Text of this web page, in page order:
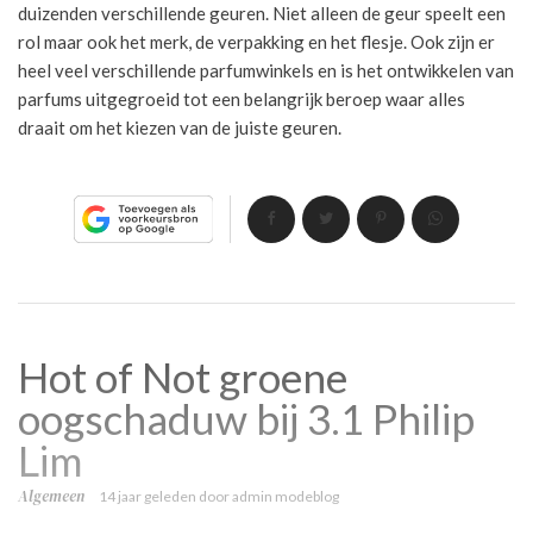
duizenden verschillende geuren. Niet alleen de geur speelt een
rol maar ook het merk, de verpakking en het flesje. Ook zijn er
heel veel verschillende parfumwinkels en is het ontwikkelen van
parfums uitgegroeid tot een belangrijk beroep waar alles
draait om het kiezen van de juiste geuren.
Hot of Not groene
oogschaduw bij 3.1 Philip
Lim
Algemeen 14 jaar geleden dooradmin modeblog